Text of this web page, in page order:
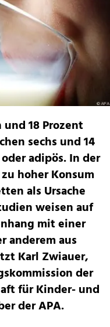
18 Prozent
sechs und 14
adipös. In der
hoher Konsum
als Ursache
weisen auf
mit einer
anderem aus
Karl Zwiauer,
der
für Kinder- und
der APA.